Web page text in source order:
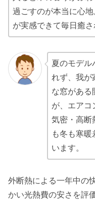
過ごすのが本当に心
が実感できて毎日癒さ
夏のモデル
れず、我が
な窓がある
が、エアコ
気密・高断
も冬も寒
います。
外断熱による一年中の
かい光熱費の安さを評